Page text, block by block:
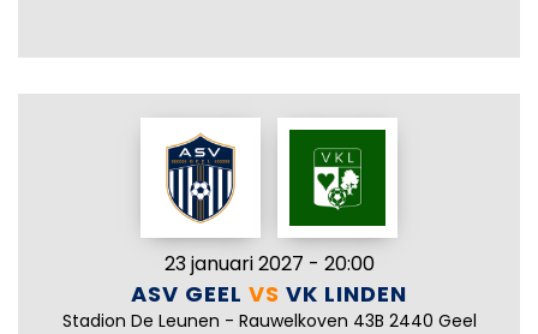
23 januari 2027 - 20:00
ASV GEEL VS VK LINDEN
Stadion De Leunen - Rauwelkoven 43B 2440 Geel